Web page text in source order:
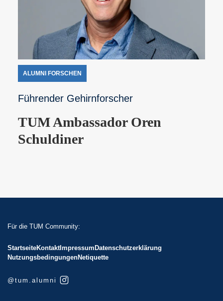
ALUMNI FORSCHEN
Führender Gehirnforscher
TUM Ambassador Oren
Schuldiner
Für die TUM Community:
StartseiteKontaktImpressum Datenschutzerklärung
NutzungsbedingungenNetiquette
@tum.alumni